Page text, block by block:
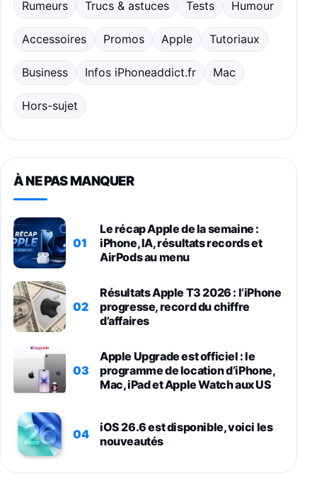
Rumeurs Trucs & astuces Tests Humour
Accessoires Promos Apple Tutoriaux
Business Infos iPhoneaddict.fr Mac
Hors-sujet
À NE PAS MANQUER
01
Le récap Apple de la semaine :
iPhone, IA, résultats records et
AirPods au menu
02
Résultats Apple T3 2026 : l’iPhone
progresse, record du chiffre
d’affaires
03
Apple Upgrade est officiel : le
programme de location d’iPhone,
Mac, iPad et Apple Watch aux US
04
iOS 26.6 est disponible, voici les
nouveautés